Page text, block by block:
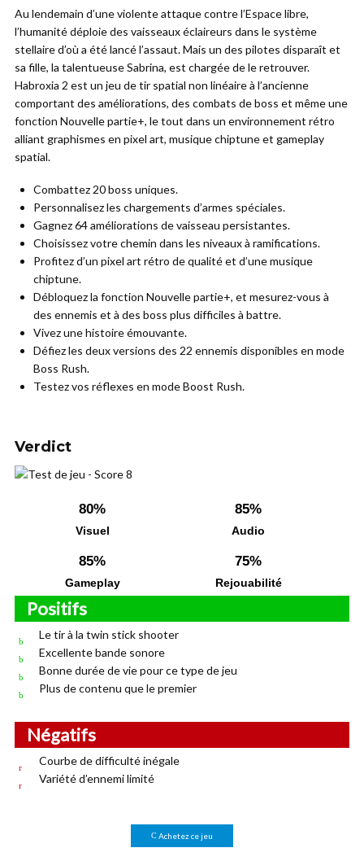
Au lendemain d’une violente attaque contre l’Espace libre,
l’humanité déploie des vaisseaux éclaireurs dans le système
stellaire d’où a été lancé l’assaut. Mais un des pilotes disparaît et
sa fille, la talentueuse Sabrina, est chargée de le retrouver.
Habroxia 2 est un jeu de tir spatial non linéaire à l’ancienne
comportant des améliorations, des combats de boss et même une
fonction Nouvelle partie+, le tout dans un environnement rétro
alliant graphismes en pixel art, musique chiptune et gameplay
spatial.
Combattez 20 boss uniques.
Personnalisez les chargements d’armes spéciales.
Gagnez 64 améliorations de vaisseau persistantes.
Choisissez votre chemin dans les niveaux à ramifications.
Profitez d’un pixel art rétro de qualité et d’une musique
chiptune.
Débloquez la fonction Nouvelle partie+, et mesurez-vous à
des ennemis et à des boss plus difficiles à battre.
Vivez une histoire émouvante.
Défiez les deux versions des 22 ennemis disponibles en mode
Boss Rush.
Testez vos réflexes en mode Boost Rush.
Verdict
80%
Visuel
85%
Audio
85%
Gameplay
75%
Rejouabilité
Positifs
Le tir à la twin stick shooter
Excellente bande sonore
Bonne durée de vie pour ce type de jeu
Plus de contenu que le premier
Négatifs
Courbe de difficulté inégale
Variété d’ennemi limité
Achetez ce jeu